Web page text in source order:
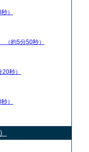
）
（約5分50秒）
20秒）
）